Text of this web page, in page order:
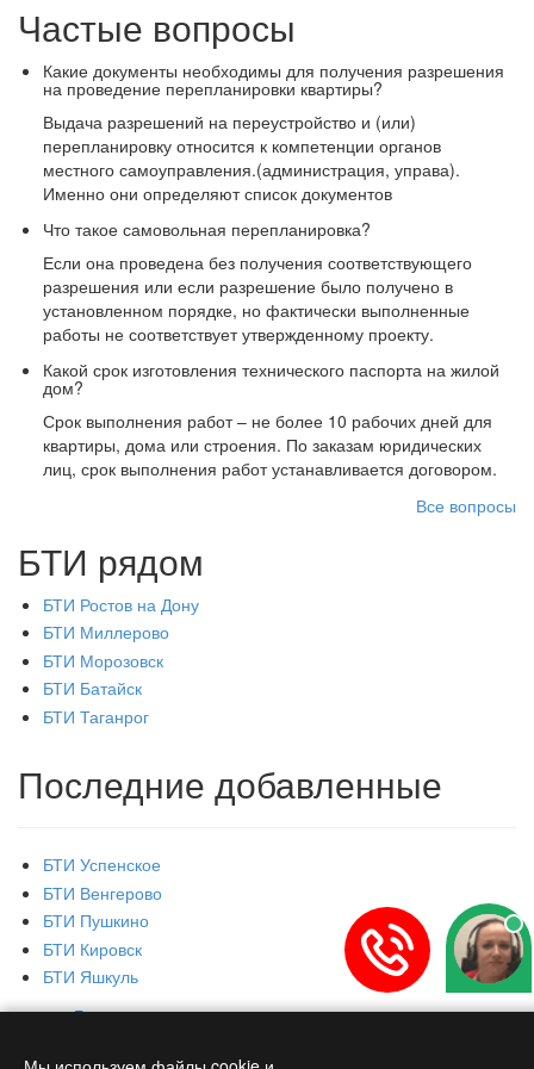
Частые вопросы
Какие документы необходимы для получения разрешения
на проведение перепланировки квартиры?
Выдача разрешений на переустройство и (или)
перепланировку относится к компетенции органов
местного самоуправления.(администрация, управа).
Именно они определяют список документов
Что такое самовольная перепланировка?
Если она проведена без получения соответствующего
разрешения или если разрешение было получено в
установленном порядке, но фактически выполненные
работы не соответствует утвержденному проекту.
Какой срок изготовления технического паспорта на жилой
дом?
Срок выполнения работ – не более 10 рабочих дней для
квартиры, дома или строения. По заказам юридических
лиц, срок выполнения работ устанавливается договором.
Все вопросы
БТИ рядом
БТИ Ростов на Дону
БТИ Миллерово
БТИ Морозовск
БТИ Батайск
БТИ Таганрог
Последние добавленные
БТИ Успенское
БТИ Венгерово
БТИ Пушкино
БТИ Кировск
БТИ Яшкуль
Главная